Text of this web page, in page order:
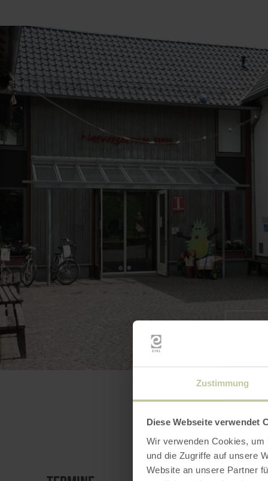
Zustimmung
Diese Webseite verwendet
Wir verwenden Cookies,
und die Zugriffe auf unsere
Website an unsere Partner